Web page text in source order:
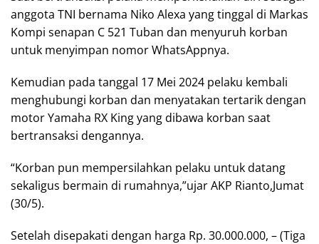
anggota TNI bernama Niko Alexa yang tinggal di Markas
Kompi senapan C 521 Tuban dan menyuruh korban
untuk menyimpan nomor WhatsAppnya.
Kemudian pada tanggal 17 Mei 2024 pelaku kembali
menghubungi korban dan menyatakan tertarik dengan
motor Yamaha RX King yang dibawa korban saat
bertransaksi dengannya.
“Korban pun mempersilahkan pelaku untuk datang
sekaligus bermain di rumahnya,”ujar AKP Rianto,Jumat
(30/5).
Setelah disepakati dengan harga Rp. 30.000.000, – (Tiga